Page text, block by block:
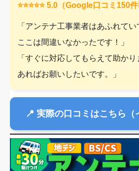
⭐️⭐️⭐️⭐️⭐️ 5.0（Google口コミ150件
「アンテナ工事業者はあふれてい
ここは間違いなかったです！」
「すぐに対応してもらえて助か
あればお願いしたいです。」
📍 実際の口コミはこちら（